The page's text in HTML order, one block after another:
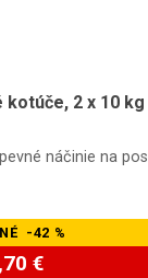
2 x 10 kg
náčinie na
-42 %
€